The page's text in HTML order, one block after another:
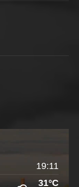
19:11
31°C